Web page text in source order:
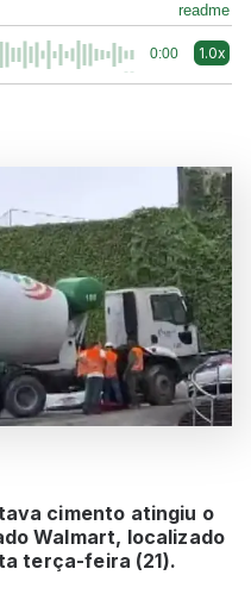
readme
0:00 1.0x
cimento atingiu o
Walmart, localizado
terça-feira (21).